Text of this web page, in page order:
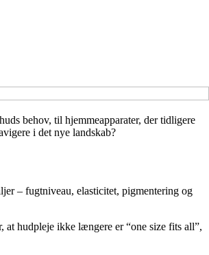
behov, til hjemmeapparater, der tidligere
i det nye landskab?
– fugtniveau, elasticitet, pigmentering og
at hudpleje ikke længere er “one size fits all”,